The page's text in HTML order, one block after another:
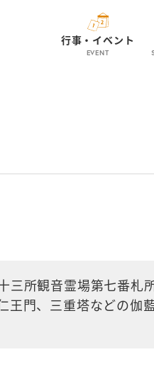
行事・イベント
EVENT
三所観音霊場第七番札
王門、三重塔などの伽